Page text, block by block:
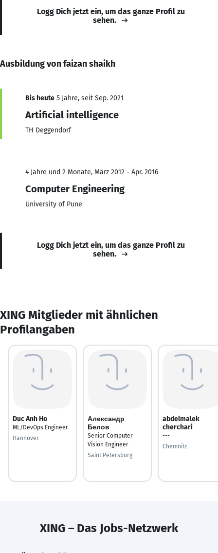
Logg Dich jetzt ein, um das ganze Profil zu
sehen.
Ausbildung von faizan shaikh
Bis heute 5 Jahre, seit Sep. 2021
Artificial intelligence
TH Deggendorf
4 Jahre und 2 Monate, März 2012 - Apr. 2016
Computer Engineering
University of Pune
Logg Dich jetzt ein, um das ganze Profil zu
sehen.
XING Mitglieder mit ähnlichen
Profilangaben
Duc Anh Ho
ML/DevOps Engineer
Hannover
Александр
Белов
Senior Computer
Vision Engineer
Saint Petersburg
abdelmalek
cherchari
---
Chemnitz
XING – Das Jobs-Netzwerk